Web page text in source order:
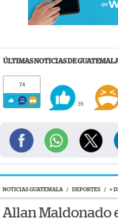
ÚLTIMAS NOTICIAS DE
74
39
NOTICIAS GUATEMALA / DEPORTES / +
Allan Maldonado